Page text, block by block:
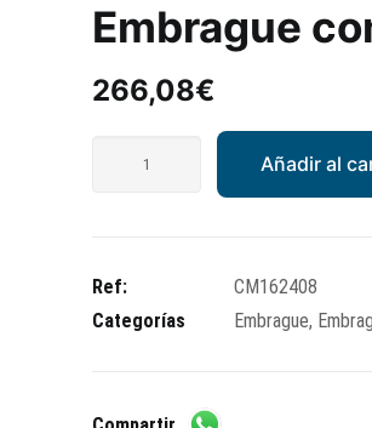
Embrague
266,08€
Añadir al
Ref:
CM162408
Categorías
Embrague,